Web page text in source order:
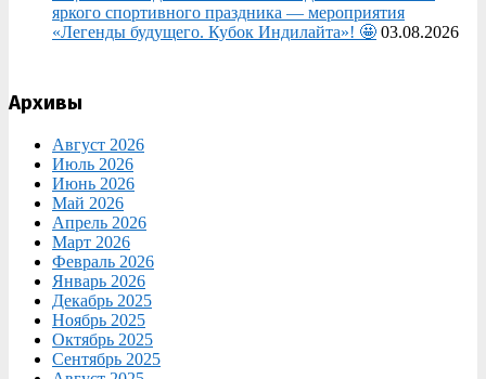
яркого спортивного праздника — мероприятия
«Легенды будущего. Кубок Индилайта»! 🤩 03.08.2026
Архивы
Август 2026
Июль 2026
Июнь 2026
Май 2026
Апрель 2026
Март 2026
Февраль 2026
Январь 2026
Декабрь 2025
Ноябрь 2025
Октябрь 2025
Сентябрь 2025